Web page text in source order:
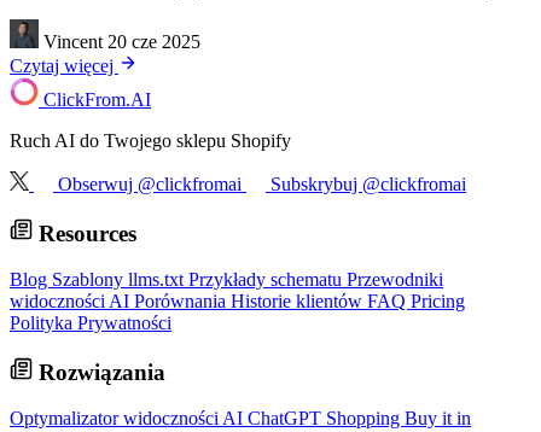
Vincent 20 cze 2025
Czytaj więcej
ClickFrom.AI
Ruch AI do Twojego sklepu Shopify
Obserwuj @clickfromai Subskrybuj @clickfromai
Resources
Blog Szablony llms.txt Przykłady schematu Przewodniki
widoczności AI Porównania Historie klientów FAQ Pricing
Polityka Prywatności
Rozwiązania
Optymalizator widoczności AI ChatGPT Shopping Buy it in